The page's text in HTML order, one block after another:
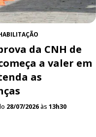
da CNH de
a valer em
as
28/07/2026às 13h30